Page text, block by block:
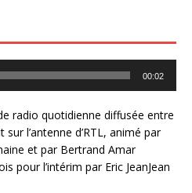
00:02
radio quotidienne diffusée entre
l’antenne d’RTL, animé par
et par Bertrand Amar
pour l’intérim par Eric JeanJean